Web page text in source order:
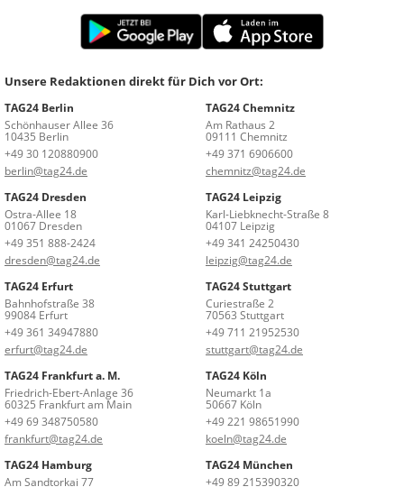
Unsere Redaktionen direkt für Dich vor Ort:
TAG24 Berlin
Schönhauser Allee 36
10435 Berlin
+49 30 120880900
berlin@tag24.de
TAG24 Chemnitz
Am Rathaus 2
09111 Chemnitz
+49 371 6906600
chemnitz@tag24.de
TAG24 Dresden
Ostra-Allee 18
01067 Dresden
+49 351 888-2424
dresden@tag24.de
TAG24 Leipzig
Karl-Liebknecht-Straße 8
04107 Leipzig
+49 341 24250430
leipzig@tag24.de
TAG24 Erfurt
Bahnhofstraße 38
99084 Erfurt
+49 361 34947880
erfurt@tag24.de
TAG24 Stuttgart
Curiestraße 2
70563 Stuttgart
+49 711 21952530
stuttgart@tag24.de
TAG24 Frankfurt a. M.
Friedrich-Ebert-Anlage 36
60325 Frankfurt am Main
+49 69 348750580
frankfurt@tag24.de
TAG24 Köln
Neumarkt 1a
50667 Köln
+49 221 98651990
koeln@tag24.de
TAG24 Hamburg
Am Sandtorkai 77
TAG24 München
+49 89 215390320